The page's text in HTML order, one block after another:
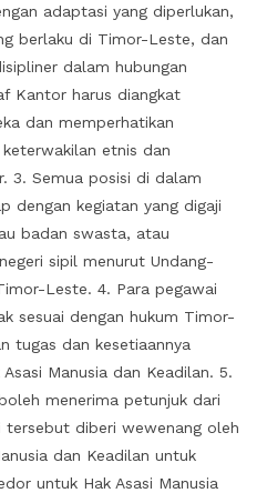
adaptasi yang diperlukan,
berlaku di Timor-Leste, dan
dalam hubungan
Kantor harus diangkat
dan memperhatikan
etnis dan
3. Semua posisi di dalam
dengan kegiatan yang digaji
badan swasta, atau
sipil menurut Undang-
Leste. 4. Para pegawai
sesuai dengan hukum Timor-
tugas dan kesetiaannya
Manusia dan Keadilan. 5.
menerima petunjuk dari
tersebut diberi wewenang oleh
dan Keadilan untuk
untuk Hak Asasi Manusia